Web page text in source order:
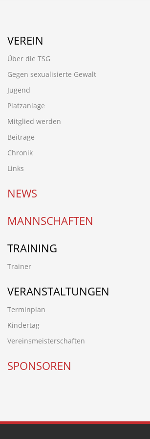
VEREIN
Über die TSG
Gegen sexualisierte Gewalt
Jugend
Platzanlage
Mitglied werden
Beiträge
Chronik
Links
NEWS
MANNSCHAFTEN
TRAINING
Trainer
VERANSTALTUNGEN
Terminplan
Kindertag
Vereinsmeisterschaften
SPONSOREN